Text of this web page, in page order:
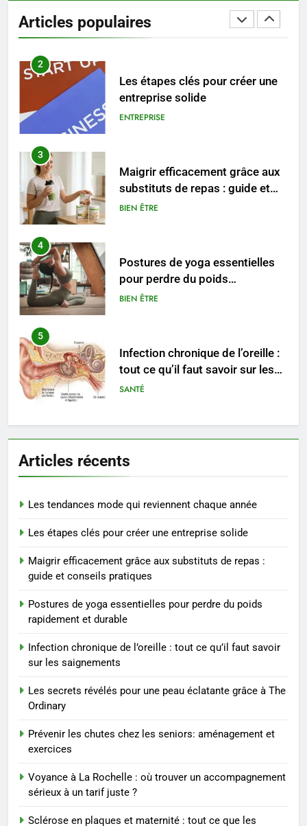
Articles populaires
reviennent chaque année
MODE
2
Les étapes clés pour créer une
entreprise solide
ENTREPRISE
3
Maigrir efficacement grâce aux
substituts de repas : guide et
conseils pratiques
BIEN ÊTRE
4
Postures de yoga essentielles
pour perdre du poids
rapidement et durable
BIEN ÊTRE
5
Infection chronique de l’oreille :
tout ce qu’il faut savoir sur les
saignements
SANTÉ
6
peau éclatante grâce à The
Ordinary
SANTÉ
Prévenir les chutes chez les
exercices
BIEN ÊTRE
8
Voyance à La Rochelle : où
trouver un accompagnement
sérieux à un tarif juste ?
BIEN ÊTRE
1
reviennent chaque année
2
entreprise solide
Articles récents
Les tendances mode qui reviennent chaque année
Les étapes clés pour créer une entreprise solide
Maigrir efficacement grâce aux substituts de repas :
guide et conseils pratiques
Postures de yoga essentielles pour perdre du poids
rapidement et durable
Infection chronique de l’oreille : tout ce qu’il faut savoir
sur les saignements
Les secrets révélés pour une peau éclatante grâce à The
Ordinary
Prévenir les chutes chez les seniors: aménagement et
exercices
Voyance à La Rochelle : où trouver un accompagnement
sérieux à un tarif juste ?
Sclérose en plaques et maternité : tout ce que les